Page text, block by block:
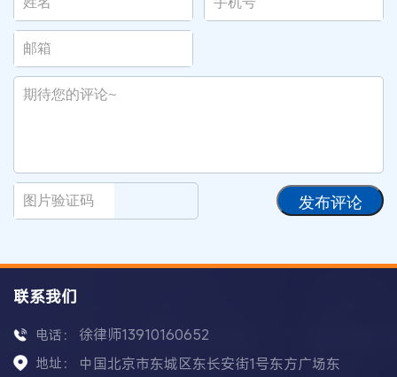
发布评论
联系我们
电话： 徐律师13910160652
地址：
中国北京市东城区东长安街1号东方广场东